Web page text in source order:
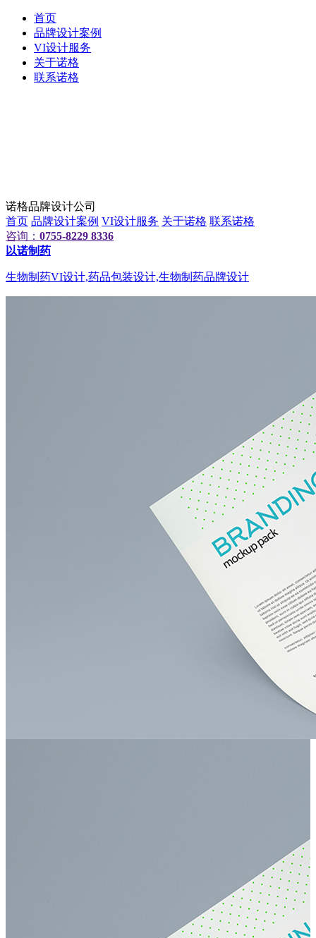
首页
品牌设计案例
VI设计服务
关于诺格
联系诺格
诺格品牌设计公司
首页 品牌设计案例 VI设计服务 关于诺格 联系诺格
咨询： 0755-8229 8336
以诺制药
生物制药VI设计,药品包装设计,生物制药品牌设计